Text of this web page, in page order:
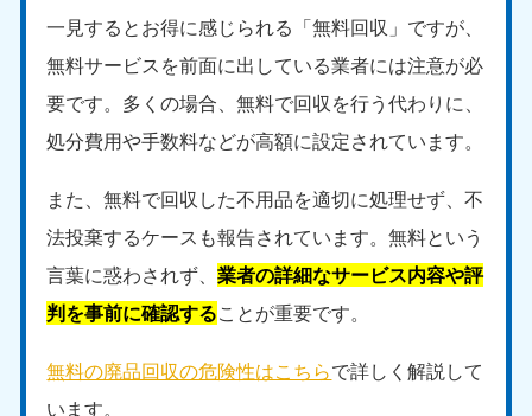
一見するとお得に感じられる「無料回収」ですが、
無料サービスを前面に出している業者には注意が必
要です。多くの場合、無料で回収を行う代わりに、
処分費用や手数料などが高額に設定されています。
また、無料で回収した不用品を適切に処理せず、不
法投棄するケースも報告されています。無料という
言葉に惑わされず、業者の詳細なサービス内容や評
判を事前に確認することが重要です。
無料の廃品回収の危険性はこちらで詳しく解説して
います。